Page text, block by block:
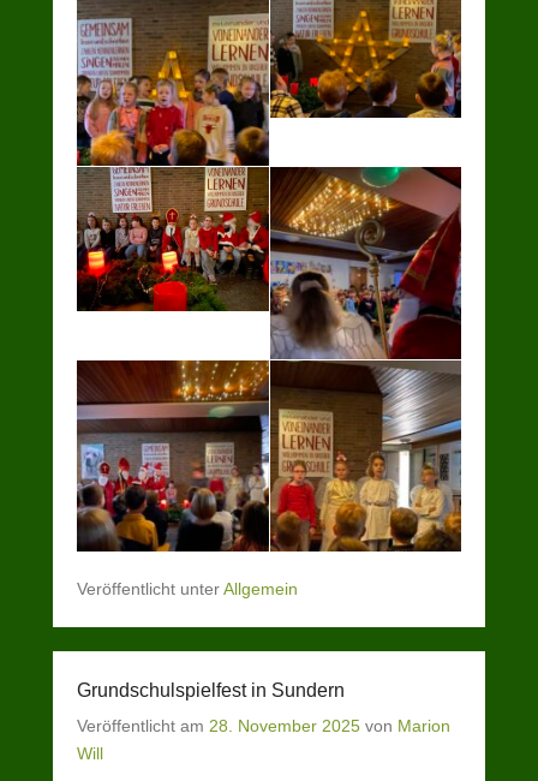
Veröffentlicht unterAllgemein
Grundschulspielfest in Sundern
Veröffentlicht am 28. November 2025 von Marion
Will